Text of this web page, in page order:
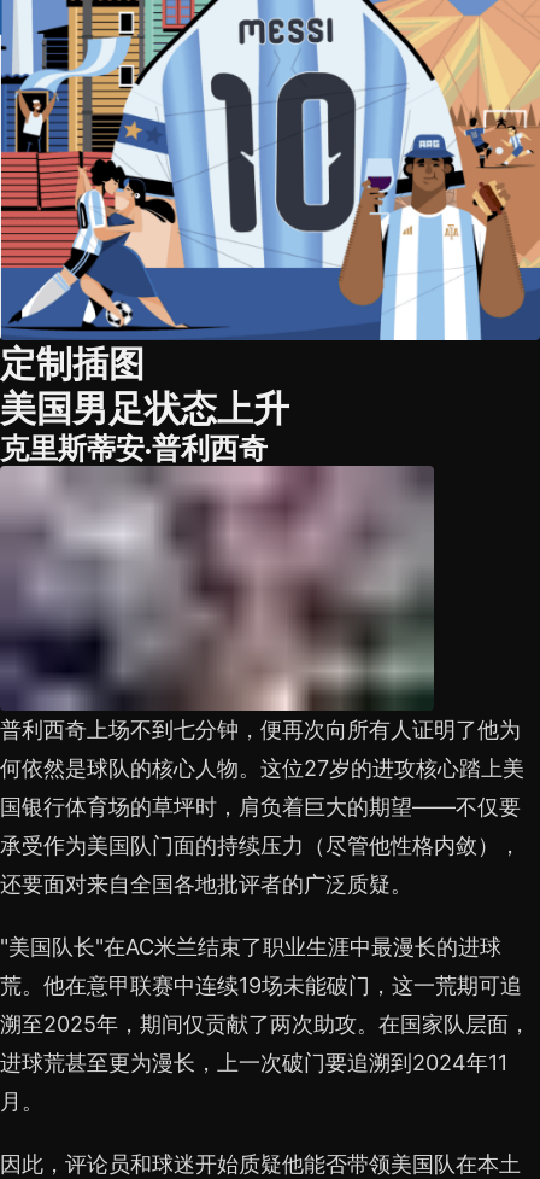
定制插图
美国男足状态上升
克里斯蒂安·普利西奇
普利西奇上场不到七分钟，便再次向所有人证明了他为
何依然是球队的核心人物。这位27岁的进攻核心踏上美
国银行体育场的草坪时，肩负着巨大的期望——不仅要
承受作为美国队门面的持续压力（尽管他性格内敛），
还要面对来自全国各地批评者的广泛质疑。
"美国队长"在AC米兰结束了职业生涯中最漫长的进球
荒。他在意甲联赛中连续19场未能破门，这一荒期可追
溯至2025年，期间仅贡献了两次助攻。在国家队层面，
进球荒甚至更为漫长，上一次破门要追溯到2024年11
月。
因此，评论员和球迷开始质疑他能否带领美国队在本土